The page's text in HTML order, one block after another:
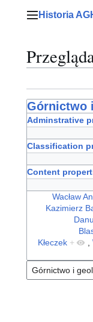
Menu główne
Historia
Górnictwo
Adminstrative
Classification
Content
Wacław
Kazimierz
Kłeczek +